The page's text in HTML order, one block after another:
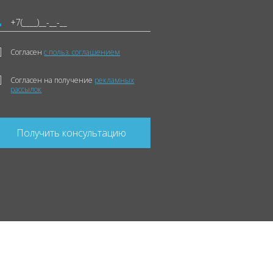
Согласенс польз. соглашением
Согласен на получение рекламных
рассылок
Получить консультацию